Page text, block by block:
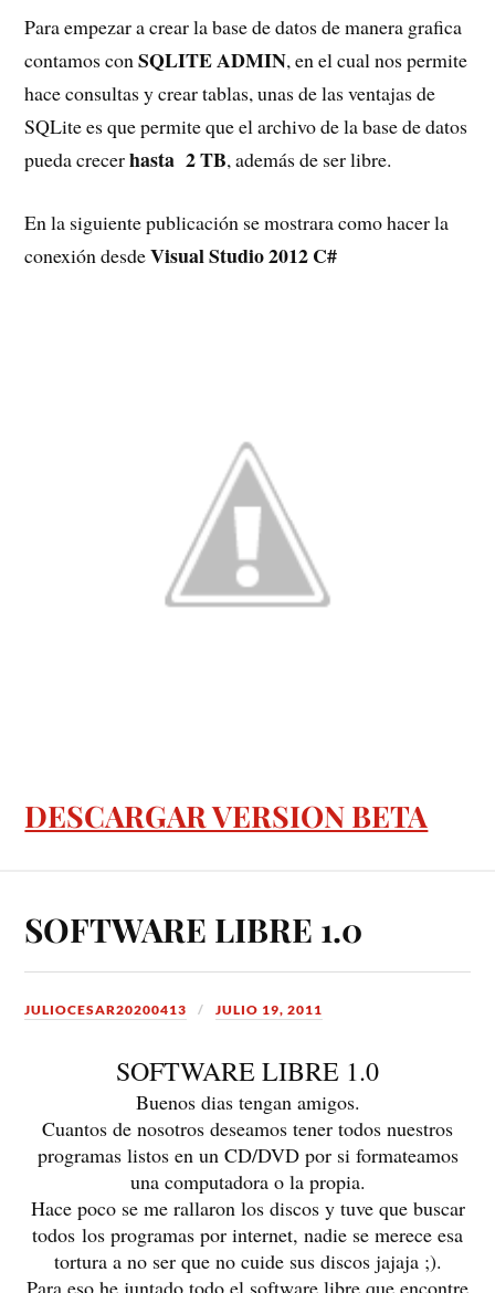
Para empezar a crear la base de datos de manera grafica
contamos conSQLITE ADMIN, en el cual nos permite
hace consultas y crear tablas, unas de las ventajas de
SQLite es que permite que el archivo de la base de datos
pueda crecerhasta 2 TB, además de ser libre.
En la siguiente publicación se mostrara como hacer la
conexión desdeVisual Studio 2012 C#
DESCARGAR VERSION BETA
SOFTWARE LIBRE 1.0
JULIOCESAR20200413 JULIO 19, 2011
SOFTWARE LIBRE 1.0
Buenos dias tengan amigos.
Cuantos de nosotros deseamos tener todos nuestros
programas listos en un CD/DVD por si formateamos
una computadora o la propia.
Hace poco se me rallaron los discos y tuve que buscar
todos los programas por internet, nadie se merece esa
tortura a no ser que no cuide sus discos jajaja ;).